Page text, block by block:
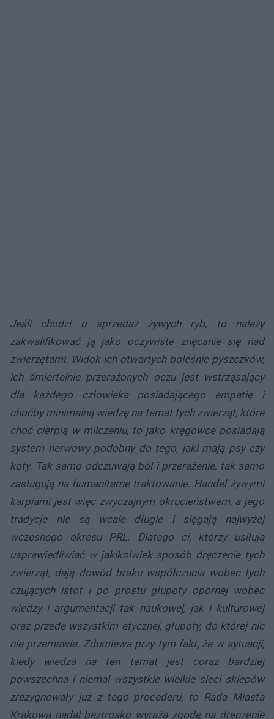
Jeśli chodzi o sprzedaż żywych ryb, to należy
zakwalifikować ją jako oczywiste znęcanie się nad
zwierzętami. Widok ich otwartych boleśnie pyszczków,
ich śmiertelnie przerażonych oczu jest wstrząsający
dla każdego człowieka posiadającego empatię i
choćby minimalną wiedzę na temat tych zwierząt, które
choć cierpią w milczeniu, to jako kręgowce posiadają
system nerwowy podobny do tego, jaki mają psy czy
koty. Tak samo odczuwają ból i przerażenie, tak samo
zasługują na humanitarne traktowanie. Handel żywymi
karpiami jest więc zwyczajnym okrucieństwem, a jego
tradycje nie są wcale długie i sięgają najwyżej
wczesnego okresu PRL. Dlatego ci, którzy usiłują
usprawiedliwiać w jakikolwiek sposób dręczenie tych
zwierząt, dają dowód braku współczucia wobec tych
czujących istot i po prostu głupoty opornej wobec
wiedzy i argumentacji tak naukowej, jak i kulturowej
oraz przede wszystkim etycznej, głupoty, do której nic
nie przemawia. Zdumiewa przy tym fakt, że w sytuacji,
kiedy wiedza na ten temat jest coraz bardziej
powszechna i niemal wszystkie wielkie sieci sklepów
zrezygnowały już z tego procederu, to Rada Miasta
Krakowa nadal beztrosko wyraża zgodę na dręczenie